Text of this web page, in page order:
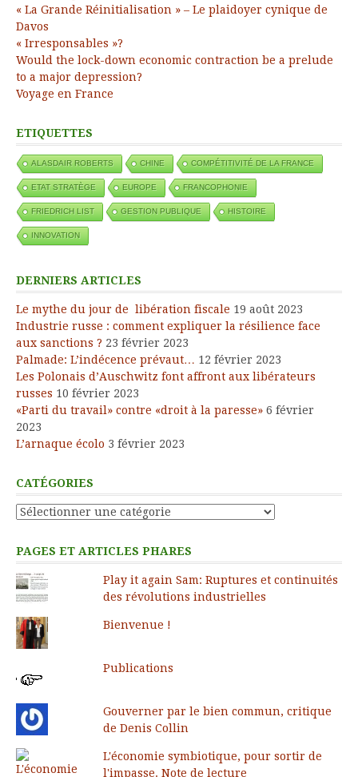
« La Grande Réinitialisation » – Le plaidoyer cynique de
Davos
« Irresponsables »?
Would the lock-down economic contraction be a prelude
to a major depression?
Voyage en France
ETIQUETTES
ALASDAIR ROBERTS CHINE COMPÉTITIVITÉ DE LA FRANCE
ETAT STRATÈGE EUROPE FRANCOPHONIE
FRIEDRICH LIST GESTION PUBLIQUE HISTOIRE
INNOVATION
DERNIERS ARTICLES
Le mythe du jour de libération fiscale 19 août 2023
Industrie russe : comment expliquer la résilience face
aux sanctions ? 23 février 2023
Palmade: L’indécence prévaut… 12 février 2023
Les Polonais d’Auschwitz font affront aux libérateurs
russes 10 février 2023
«Parti du travail» contre «droit à la paresse» 6 février
2023
L’arnaque écolo 3 février 2023
CATÉGORIES
Catégories
PAGES ET ARTICLES PHARES
Play it again Sam: Ruptures et continuités
des révolutions industrielles
Bienvenue !
Publications
Gouverner par le bien commun, critique
de Denis Collin
L'économie symbiotique, pour sortir de
l'impasse. Note de lecture